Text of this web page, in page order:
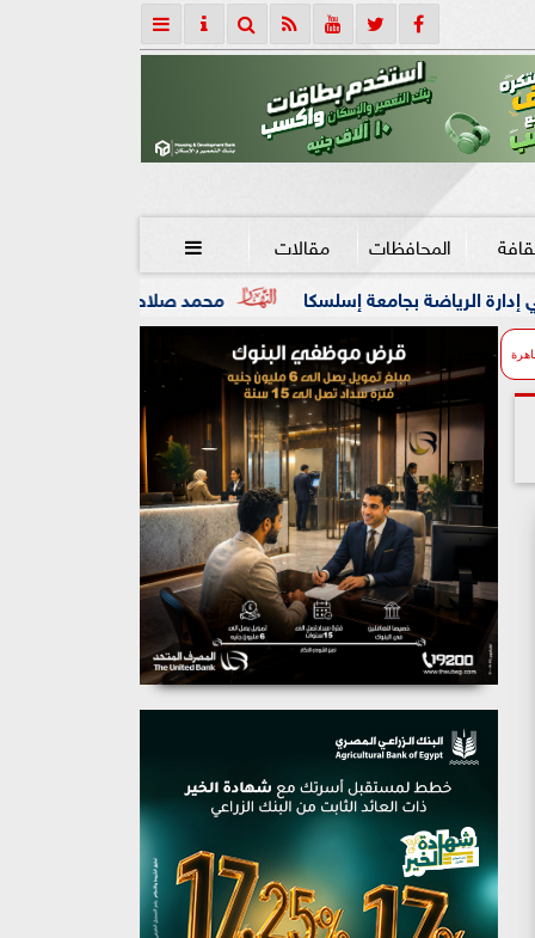
المحافظات مقالات 
محمد صلاح: لم أتوقع هذا الاستقبال.. وسأقاتل من إسلسكا